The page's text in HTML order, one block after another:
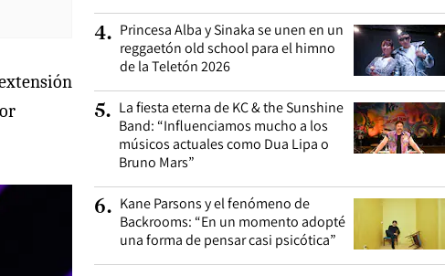
4. Princesa Alba y Sinaka se unen en un
reggaetón old school para el himno
de la Teletón 2026
5. La fiesta eterna de KC & the Sunshine
Band: “Influenciamos mucho a los
músicos actuales como Dua Lipa o
Bruno Mars”
6. Kane Parsons y el fenómeno de
Backrooms: “En un momento adopté
una forma de pensar casi psicótica”